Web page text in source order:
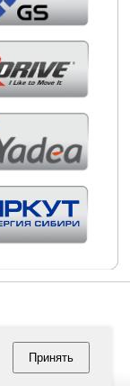
Принять